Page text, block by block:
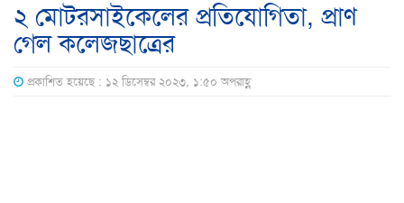
২ মোটরসাইকেলের প্রতিযোগিতা, প্রাণ
গেল কলেজছাত্রের
প্রকাশিত হয়েছে : ১২ ডিসেম্বর ২০২৩, ১:৫০ অপরাহ্ণ